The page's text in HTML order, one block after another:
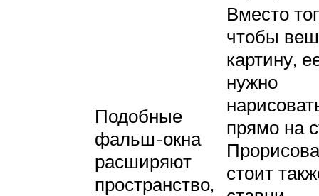
Подобные
фальш-окна
расширяют
пространство,
Вместо
чтобы
картину,
нужно
прямо на
стоит